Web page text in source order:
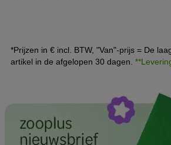
*Prijzen in € incl. BTW, "Van"-prijs = De
artikel in de afgelopen 30 dagen.